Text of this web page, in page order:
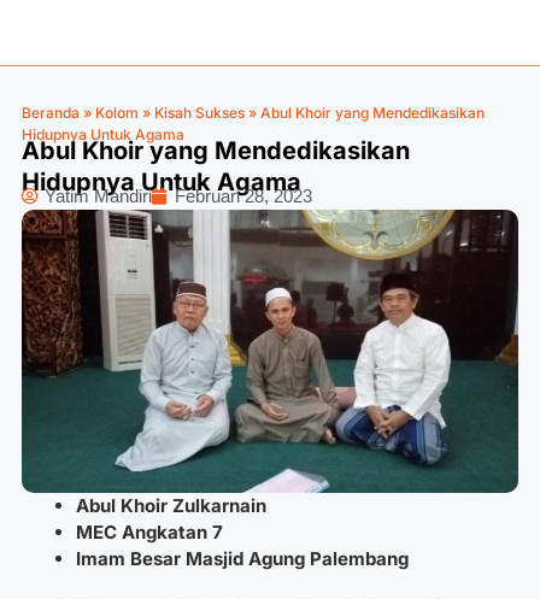
Beranda » Kolom » Kisah Sukses » Abul Khoir yang Mendedikasikan
Hidupnya Untuk Agama
Abul Khoir yang Mendedikasikan
Hidupnya Untuk Agama
Yatim Mandiri Februari 28, 2023
Abul Khoir Zulkarnain
MEC Angkatan 7
Imam Besar Masjid Agung Palembang